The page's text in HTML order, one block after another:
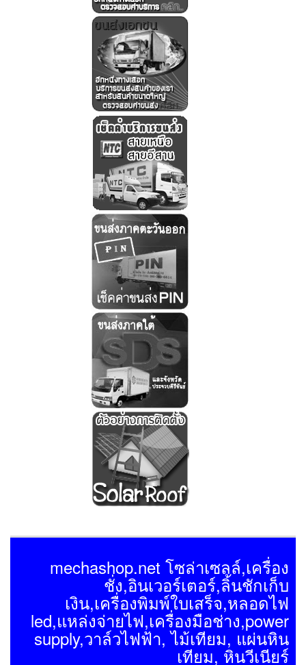
mechashop.net โซล่าเซลล์,เครื่อง
ชั่ง,อินเวอร์เตอร์,ลิ้นชักเก็บ
เงิน,เครื่องพิมพ์ใบเสร็จ,หลอดไฟ
led,แหล่งจ่ายไฟ,เครื่องมือช่าง,power
supply,วาล์วไฟฟ้า, ไม้เทียม, แผ่นหิน
เทียม, หินวีเนียร์